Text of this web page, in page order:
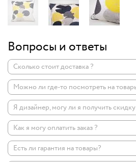
Вопросы и ответы
Сколько стоит доставка ?
Можно ли где-то посмотреть на
Я дизайнер, могу ли я получить
Как я могу оплатить заказ ?
Есть ли гарантия на товары?